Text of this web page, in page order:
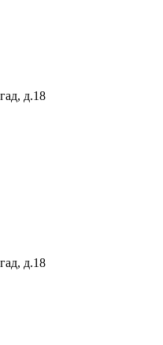
д.18
д.18